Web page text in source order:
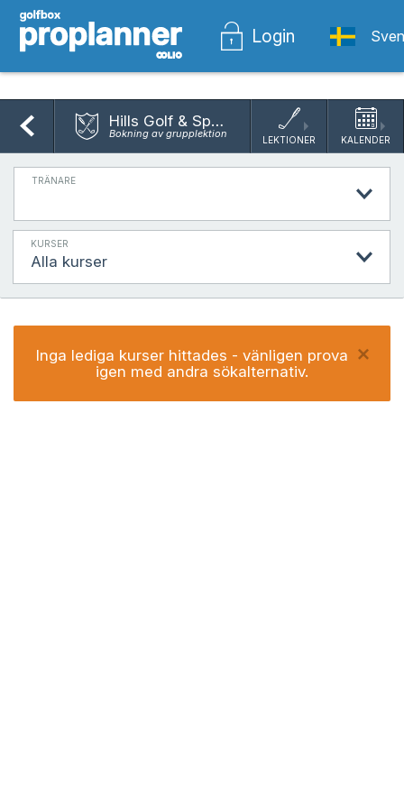
Login
Hills Golf & Sports Club
Bokning av grupplektion LEKTIONER KALENDER
TRÄNARE
KURSER
Alla kurser
Inga lediga kurser hittades - vänligen prova
igen med andra sökalternativ.